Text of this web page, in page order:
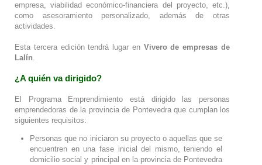
empresa, viabilidad económico-financiera del proyecto, etc.),
como asesoramiento personalizado, además de otras
actividades.
Esta tercera edición tendrá lugar en Vivero de empresas de
Lalín.
¿A quién va dirigido?
El Programa Emprendimiento está dirigido las personas
emprendedoras de la provincia de Pontevedra que cumplan los
siguientes requisitos:
Personas que no iniciaron su proyecto o aquellas que se
encuentren en una fase inicial del mismo, teniendo el
domicilio social y principal en la provincia de Pontevedra